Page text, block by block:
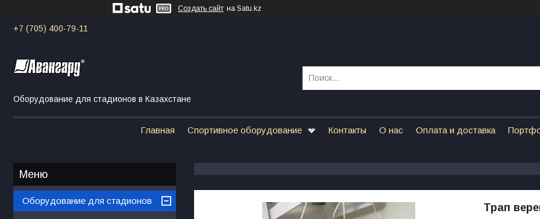
Создать сайт на Satu.kz
+7 (705) 400-79-11
Оборудование для стадионов в Казахстане
Главная Спортивное оборудование Контакты О нас Оплата и доставка
Трап
Оборудование для стадионов